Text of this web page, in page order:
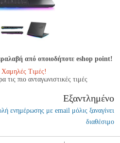
από οποιοδήποτε eshop point!
Χαμηλές Τιμές!
τις πιο ανταγωνιστικές τιμές
Εξαντλημένο
ενημέρωσης με email μόλις ξαναγίνει
διαθέσιμο